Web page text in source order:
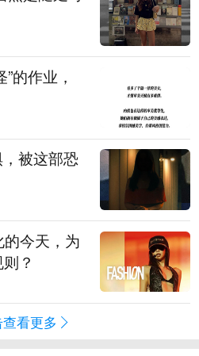
的作业，
被这部恐
今天，为
？
查看更多